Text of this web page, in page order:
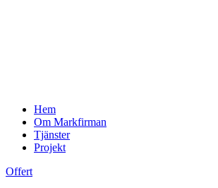
Hem
Om Markfirman
Tjänster
Projekt
Offert